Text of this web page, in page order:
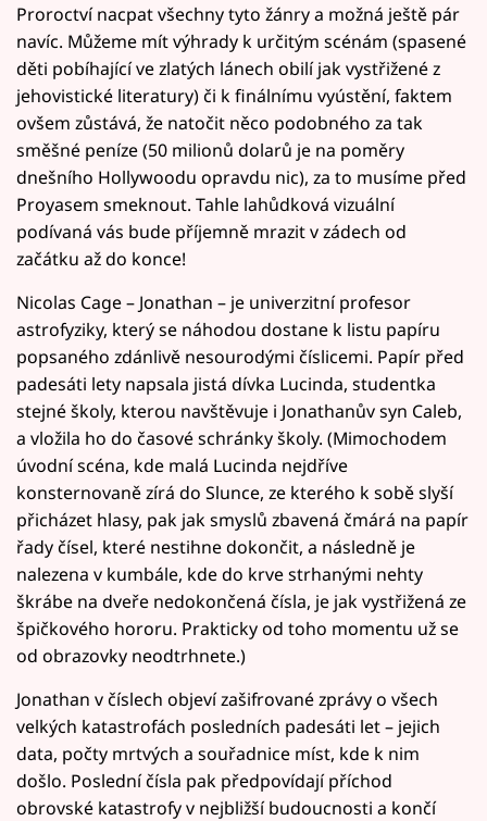
Proroctví nacpat všechny tyto žánry a možná ještě pár
navíc. Můžeme mít výhrady k určitým scénám (spasené
děti pobíhající ve zlatých lánech obilí jak vystřižené z
jehovistické literatury) či k finálnímu vyústění, faktem
ovšem zůstává, že natočit něco podobného za tak
směšné peníze (50 milionů dolarů je na poměry
dnešního Hollywoodu opravdu nic), za to musíme před
Proyasem smeknout. Tahle lahůdková vizuální
podívaná vás bude příjemně mrazit v zádech od
začátku až do konce!
Nicolas Cage – Jonathan – je univerzitní profesor
astrofyziky, který se náhodou dostane k listu papíru
popsaného zdánlivě nesourodými číslicemi. Papír před
padesáti lety napsala jistá dívka Lucinda, studentka
stejné školy, kterou navštěvuje i Jonathanův syn Caleb,
a vložila ho do časové schránky školy. (Mimochodem
úvodní scéna, kde malá Lucinda nejdříve
konsternovaně zírá do Slunce, ze kterého k sobě slyší
přicházet hlasy, pak jak smyslů zbavená čmárá na papír
řady čísel, které nestihne dokončit, a následně je
nalezena v kumbále, kde do krve strhanými nehty
škrábe na dveře nedokončená čísla, je jak vystřižená ze
špičkového hororu. Prakticky od toho momentu už se
od obrazovky neodtrhnete.)
Jonathan v číslech objeví zašifrované zprávy o všech
velkých katastrofách posledních padesáti let – jejich
data, počty mrtvých a souřadnice míst, kde k nim
došlo. Poslední čísla pak předpovídají příchod
obrovské katastrofy v nejbližší budoucnosti a končí